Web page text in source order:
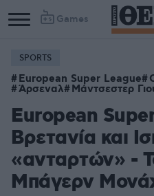
Games
SPORTS
European Super League
Άρσεναλ Μάντσεστερ
European
Βρετανία και
«ανταρτών» -
Μπάγερν